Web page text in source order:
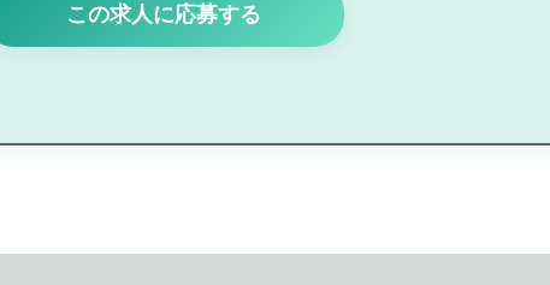
この求人に応募する